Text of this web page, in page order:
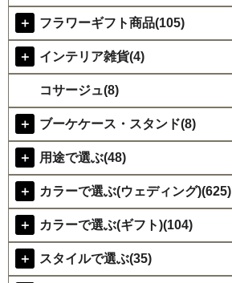
＋ フラワーギフト商品(105)
＋ インテリア雑貨(4)
コサージュ(8)
＋ ブーケケース・スタンド(8)
＋ 用途で選ぶ(48)
＋ カラーで選ぶ(ウェディング)(625)
＋ カラーで選ぶ(ギフト)(104)
＋ スタイルで選ぶ(35)